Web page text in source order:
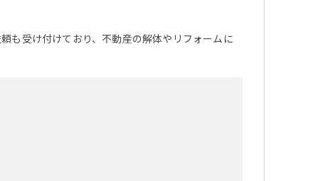
も受け付けており、不動産の解体やリフォームに